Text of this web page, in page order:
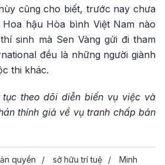
cũng cho biết, trước nay chưa
hậu Hòa bình Việt Nam nào
sinh mà Sen Vàng gửi đi tham
đều là những người giành
thi khác.
theo dõi diễn biến vụ việc và
thính giả về vụ tranh chấp bản
quyền sở hữu trí tuệ
Minh